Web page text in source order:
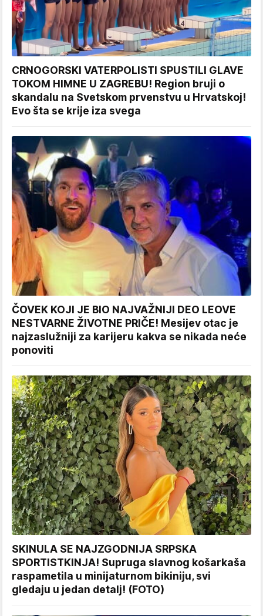
CRNOGORSKI VATERPOLISTI SPUSTILI GLAVE
TOKOM HIMNE U ZAGREBU! Region bruji o
skandalu na Svetskom prvenstvu u Hrvatskoj!
Evo šta se krije iza svega
ČOVEK KOJI JE BIO NAJVAŽNIJI DEO LEOVE
NESTVARNE ŽIVOTNE PRIČE! Mesijev otac je
najzaslužniji za karijeru kakva se nikada neće
ponoviti
SKINULA SE NAJZGODNIJA SRPSKA
SPORTISTKINJA! Supruga slavnog košarkaša
raspametila u minijaturnom bikiniju, svi
gledaju u jedan detalj! (FOTO)